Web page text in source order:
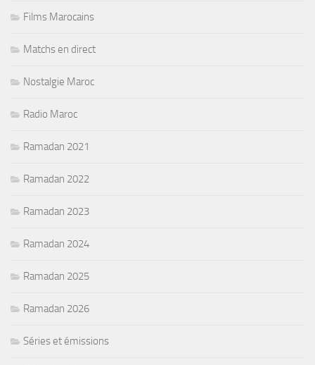
Films Marocains
Matchs en direct
Nostalgie Maroc
Radio Maroc
Ramadan 2021
Ramadan 2022
Ramadan 2023
Ramadan 2024
Ramadan 2025
Ramadan 2026
Séries et émissions